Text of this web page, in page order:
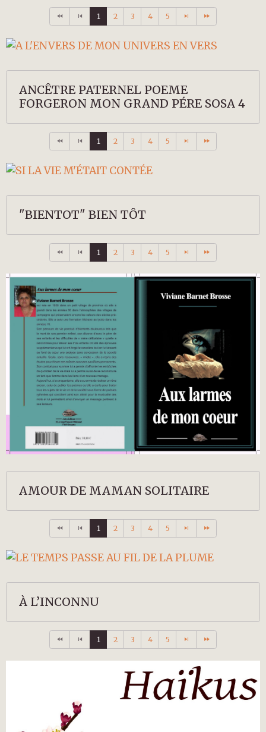
1 2 3 4 5
ANCÊTRE PATERNEL POEME
FORGERON MON GRAND PÉRE SOSA 4
1 2 3 4 5
"BIENTOT" BIEN TÔT
1 2 3 4 5
AMOUR DE MAMAN SOLITAIRE
1 2 3 4 5
À L’INCONNU
1 2 3 4 5